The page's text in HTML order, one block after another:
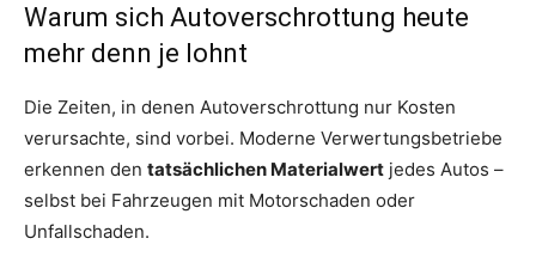
Warum sich Autoverschrottung heute
mehr denn je lohnt
Die Zeiten, in denen Autoverschrottung nur Kosten
verursachte, sind vorbei. Moderne Verwertungsbetriebe
erkennen den tatsächlichen Materialwert jedes Autos –
selbst bei Fahrzeugen mit Motorschaden oder
Unfallschaden.